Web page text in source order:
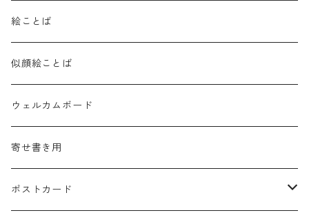
絵ことば
似顔絵ことば
ウェルカムボード
寄せ書き用
ポストカード